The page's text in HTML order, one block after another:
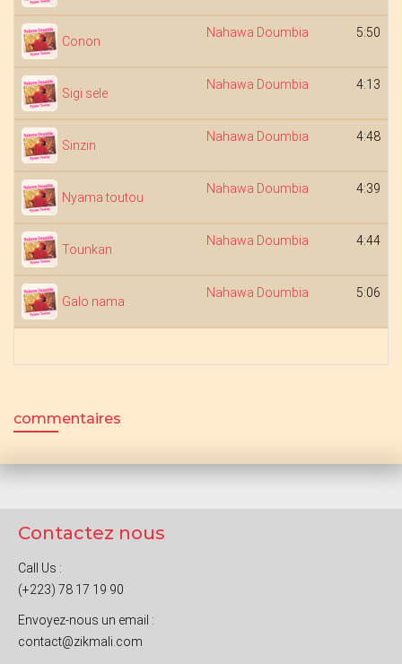
Conon
Nahawa Doumbia 5:50
Sigi sele
Nahawa Doumbia 4:13
Sinzin
Nahawa Doumbia 4:48
Nyama toutou
Nahawa Doumbia 4:39
Tounkan
Nahawa Doumbia 4:44
Galo nama
Nahawa Doumbia 5:06
commentaires
Contactez nous
Call Us :
(+223) 78 17 19 90
Envoyez-nous un email :
contact@zikmali.com